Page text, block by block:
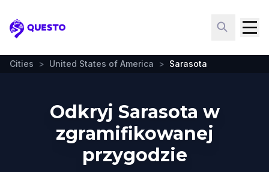
Questo
Cities > United States of America > Sarasota
Odkryj Sarasota w
zgramifikowanej
przygodzie